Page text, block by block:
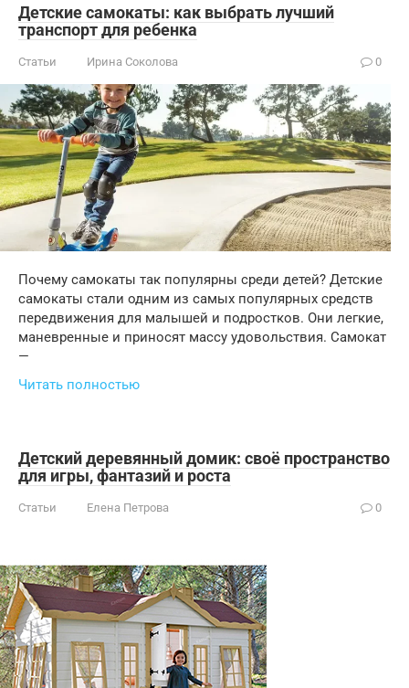
Детские самокаты: как выбрать лучший
транспорт для ребенка
Статьи Ирина Соколова 0
Почему самокаты так популярны среди детей? Детские
самокаты стали одним из самых популярных средств
передвижения для малышей и подростков. Они легкие,
маневренные и приносят массу удовольствия. Самокат
—
Читать полностью
Детский деревянный домик: своё пространство
для игры, фантазий и роста
Статьи Елена Петрова 0